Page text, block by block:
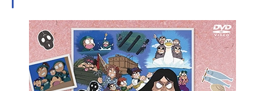
開開始年＆季節2007春アニメ(C)上橋
菜穂子／偕成社／「精霊の守り人」
製作委員会『精霊の守り人』公式サ
イト 「精霊の守り人」のグッズを探
す動画配信情報【PR】※本...
ば、高額賞金を得られるというエン
ターテインメントサバイバルゲーム
だ。ある者は一攫千金を夢見て、ま
たある者は自分の力を試すために、
『逃走中』に挑む。コロニーの下層
エリアに住む少年・トムラ颯也（そ